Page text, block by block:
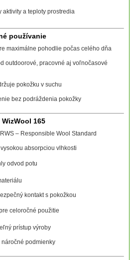
aktivity a teploty prostredia
používanie
maximálne pohodlie počas celého dňa
outdoorové, pracovné aj voľnočasové
pokožku v suchu
bez podráždenia pokožky
165
– Responsible Wool Standard
absorpciou vlhkosti
odvod potu
kontakt s pokožkou
celoročné použitie
prístup výroby
podmienky